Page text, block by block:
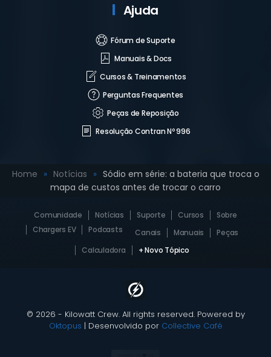
Ajuda
Fórum de Suporte
Manuais & Docs
Cursos & Treinamentos
Perguntas Frequentes
Peças de Reposição
Resolução Contran Nº 996
Home Notícias
Sódio em série: a bateria que troca o
mapa de custos antes de trocar o carro
Comunidade Notícias Suporte Cursos
Sobre
Chargers EV
Podcasts Canais Manuais
Peças
Calculadora
+ Novo Tópico
© 2026 - Kilowatt Crew. All rights reserved. Powered by
Oktopus | Desenvolvido por Collective Café